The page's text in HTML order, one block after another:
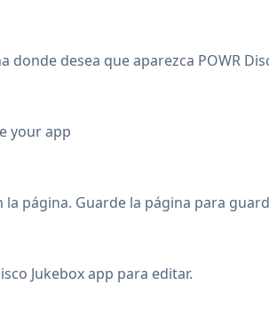
donde desea que aparezca POWR
your app
la página. Guarde la página para
Jukebox app para editar.